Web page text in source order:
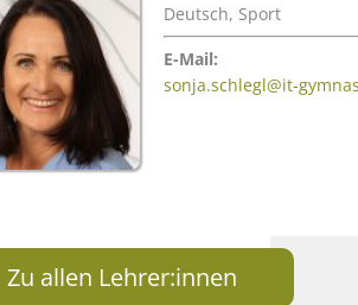
Deutsch, Sport
E-Mail:
sonja.schlegl@it-
Zu allen Lehrer:innen